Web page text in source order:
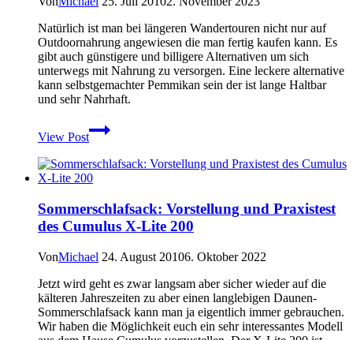
Natürlich ist man bei längeren Wandertouren nicht nur auf
Outdoornahrung angewiesen die man fertig kaufen kann. Es
gibt auch günstigere und billigere Alternativen um sich
unterwegs mit Nahrung zu versorgen. Eine leckere alternative
kann selbstgemachter Pemmikan sein der ist lange Haltbar
und sehr Nahrhaft.
View Post
Outdoornahrung
selbst
–
Vegetarisches
Sommerschlafsack: Vorstellung und Praxistest
des Cumulus X-Lite 200
VonMichael 24. August 20106. Oktober 2022
Jetzt wird geht es zwar langsam aber sicher wieder auf die
kälteren Jahreszeiten zu aber einen langlebigen Daunen-
Sommerschlafsack kann man ja eigentlich immer gebrauchen.
Wir haben die Möglichkeit euch ein sehr interessantes Modell